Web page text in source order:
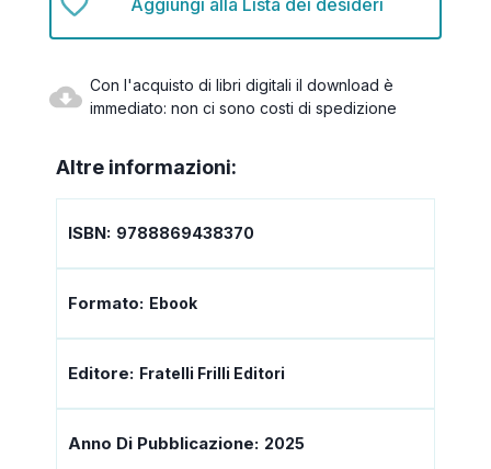
Con l'acquisto di libri digitali il download è
immediato: non ci sono costi di spedizione
Altre informazioni:
ISBN: 9788869438370
Formato: Ebook
Editore: Fratelli Frilli Editori
Anno Di Pubblicazione: 2025